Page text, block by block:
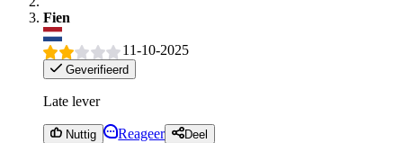
Fien
11-10-2025
Geverifieerd
Late lever
Nuttig Reageer Deel